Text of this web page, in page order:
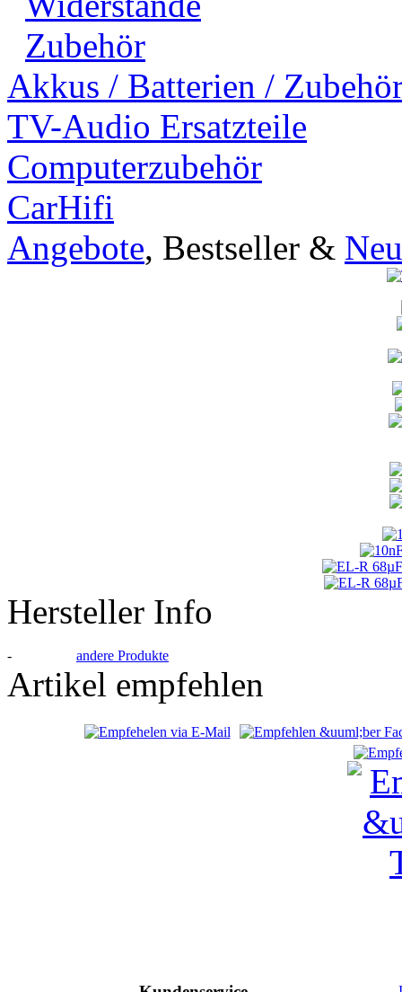
Zubehör
Akkus / Batterien /
TV-Audio Ersatzteile
Computerzubehör
CarHifi
Angebote, Bestseller &
Hersteller Info
- andere Produkte
Artikel empfehlen